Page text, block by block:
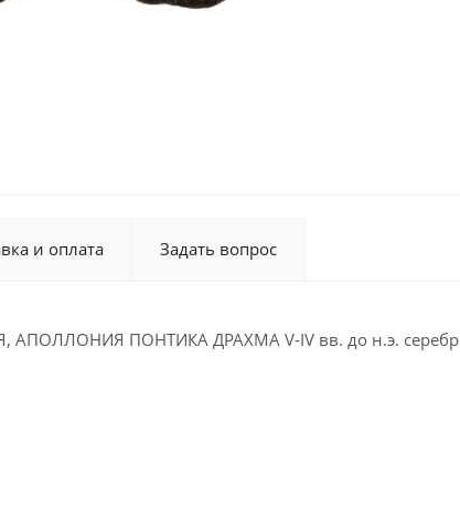
и оплата Задать вопрос
АПОЛЛОНИЯ ПОНТИКА ДРАХМА V-IV вв. до н.э.